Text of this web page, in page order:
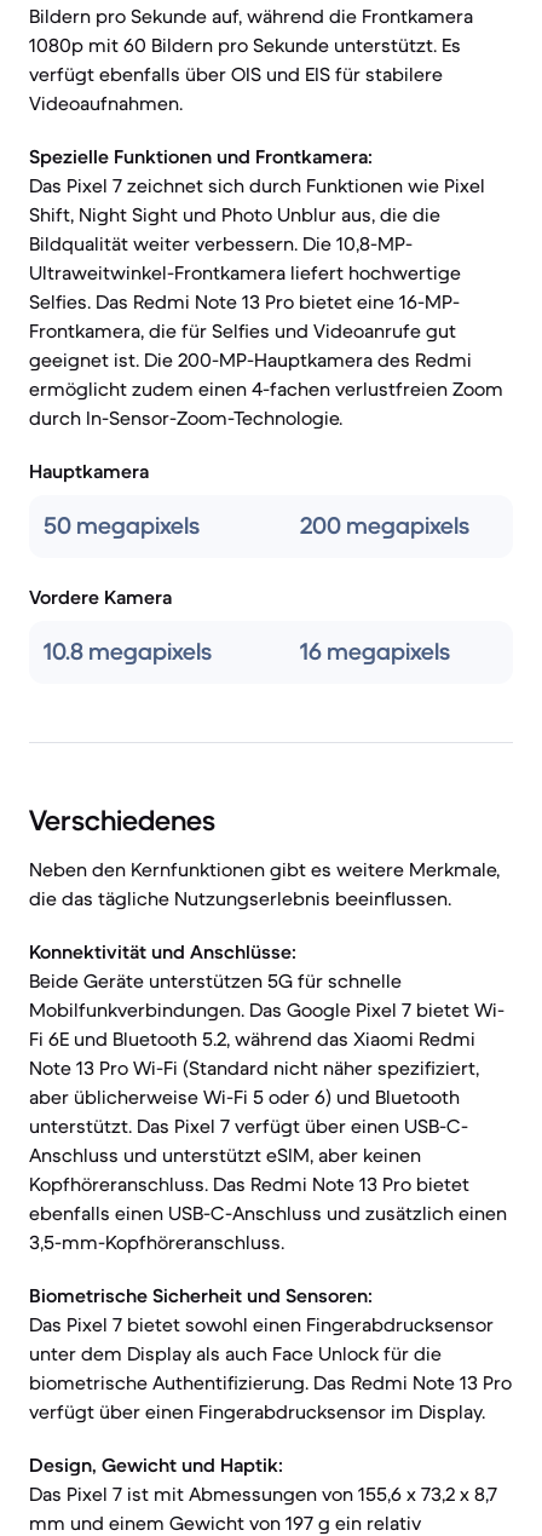
Bildern pro Sekunde auf, während die Frontkamera
1080p mit 60 Bildern pro Sekunde unterstützt. Es
verfügt ebenfalls über OIS und EIS für stabilere
Videoaufnahmen.
Spezielle Funktionen und Frontkamera:
Das Pixel 7 zeichnet sich durch Funktionen wie Pixel
Shift, Night Sight und Photo Unblur aus, die die
Bildqualität weiter verbessern. Die 10,8-MP-
Ultraweitwinkel-Frontkamera liefert hochwertige
Selfies. Das Redmi Note 13 Pro bietet eine 16-MP-
Frontkamera, die für Selfies und Videoanrufe gut
geeignet ist. Die 200-MP-Hauptkamera des Redmi
ermöglicht zudem einen 4-fachen verlustfreien Zoom
durch In-Sensor-Zoom-Technologie.
Hauptkamera
50 megapixels 200 megapixels
Vordere Kamera
10.8 megapixels 16 megapixels
Verschiedenes
Neben den Kernfunktionen gibt es weitere Merkmale,
die das tägliche Nutzungserlebnis beeinflussen.
Konnektivität und Anschlüsse:
Beide Geräte unterstützen 5G für schnelle
Mobilfunkverbindungen. Das Google Pixel 7 bietet Wi-
Fi 6E und Bluetooth 5.2, während das Xiaomi Redmi
Note 13 Pro Wi-Fi (Standard nicht näher spezifiziert,
aber üblicherweise Wi-Fi 5 oder 6) und Bluetooth
unterstützt. Das Pixel 7 verfügt über einen USB-C-
Anschluss und unterstützt eSIM, aber keinen
Kopfhöreranschluss. Das Redmi Note 13 Pro bietet
ebenfalls einen USB-C-Anschluss und zusätzlich einen
3,5-mm-Kopfhöreranschluss.
Biometrische Sicherheit und Sensoren:
Das Pixel 7 bietet sowohl einen Fingerabdrucksensor
unter dem Display als auch Face Unlock für die
biometrische Authentifizierung. Das Redmi Note 13 Pro
verfügt über einen Fingerabdrucksensor im Display.
Design, Gewicht und Haptik:
Das Pixel 7 ist mit Abmessungen von 155,6 x 73,2 x 8,7
mm und einem Gewicht von 197 g ein relativ